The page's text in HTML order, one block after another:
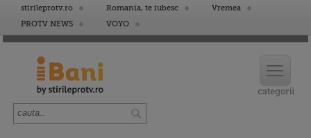
stirileprotv.ro Romania, te iubesc
Vremea
PROTV NEWS
VOYO